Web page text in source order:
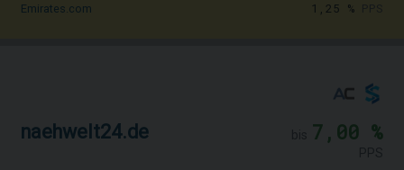
Emirates.com 1,25 %
naehwelt24.de 7,00 %